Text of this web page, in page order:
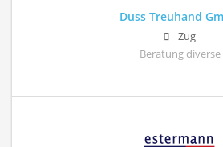
Duss Treuhand
Zug
Beratung diverse